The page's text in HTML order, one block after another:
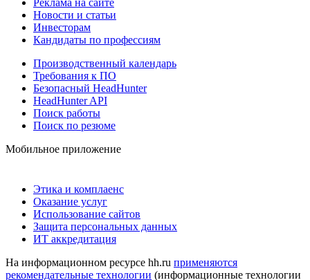
Новости и статьи
Инвесторам
Кандидаты по профессиям
Производственный календарь
Требования к ПО
Безопасный HeadHunter
HeadHunter API
Поиск работы
Поиск по резюме
Мобильное приложение
Этика и комплаенс
Оказание услуг
Использование сайтов
Защита персональных данных
ИТ аккредитация
На информационном ресурсе hh.ru применяются
рекомендательные технологии (информационные технологии